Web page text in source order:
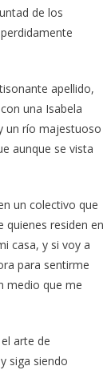
de los
apellido,
una Isabela
un río majestuoso
aunque se vista
un colectivo que
quienes residen en
casa, y si voy a
para sentirme
medio que me
arte de
siga siendo